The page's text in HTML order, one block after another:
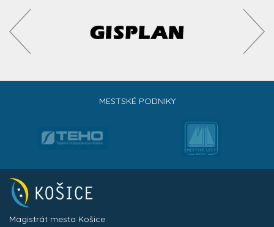
MESTSKÉ PODNIKY
Magistrát mesta Košice